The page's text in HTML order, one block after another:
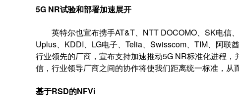
5G NR试验和部署加速展开
英特尔也宣布携手AT&T、NTT DOCOMO、SK电信
Uplus、KDDI、LG电子、Telia、Swisscom、TIM、阿联
行业领先的厂商，宣布支持加速推动5G NR标准化进程
信，行业领导厂商之间的协作将使我们距离统一标准，从
基于RSD的NFVi